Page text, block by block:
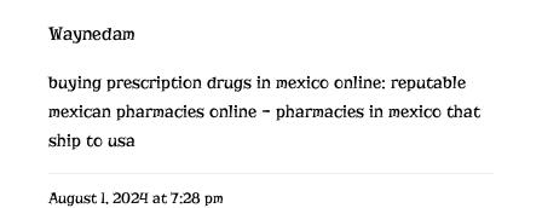
Waynedam
buying prescription drugs in mexico online: reputable
mexican pharmacies online – pharmacies in mexico that
ship to usa
August 1, 2024 at 7:28 pm